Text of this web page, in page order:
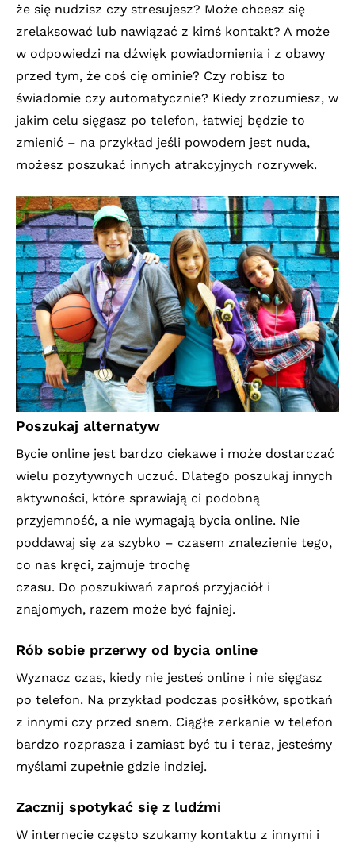
że się nudzisz czy stresujesz? Może chcesz się
zrelaksować lub nawiązać z kimś kontakt? A może
w odpowiedzi na dźwięk powiadomienia i z obawy
przed tym, że coś cię ominie? Czy robisz to
świadomie czy automatycznie? Kiedy zrozumiesz, w
jakim celu sięgasz po telefon, łatwiej będzie to
zmienić – na przykład jeśli powodem jest nuda,
możesz poszukać innych atrakcyjnych rozrywek.
Poszukaj alternatyw
Bycie online jest bardzo ciekawe i może dostarczać
wielu pozytywnych uczuć. Dlatego poszukaj innych
aktywności, które sprawiają ci podobną
przyjemność, a nie wymagają bycia online. Nie
poddawaj się za szybko – czasem znalezienie tego,
co nas kręci, zajmuje trochę
czasu. Do poszukiwań zaproś przyjaciół i
znajomych, razem może być fajniej.
Rób sobie przerwy od bycia online
Wyznacz czas, kiedy nie jesteś online i nie sięgasz
po telefon. Na przykład podczas posiłków, spotkań
z innymi czy przed snem. Ciągłe zerkanie w telefon
bardzo rozprasza i zamiast być tu i teraz, jesteśmy
myślami zupełnie gdzie indziej.
Zacznij spotykać się z ludźmi
W internecie często szukamy kontaktu z innymi i